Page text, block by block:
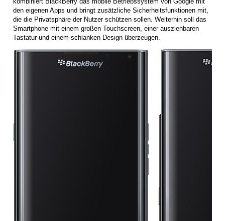
den eigenen Apps und bringt zusätzliche Sicherheitsfunktionen mit,
die die Privatsphäre der Nutzer schützen sollen. Weiterhin soll das
Smartphone mit einem großen Touchscreen, einer ausziehbaren
Tastatur und einem schlanken Design überzeugen.